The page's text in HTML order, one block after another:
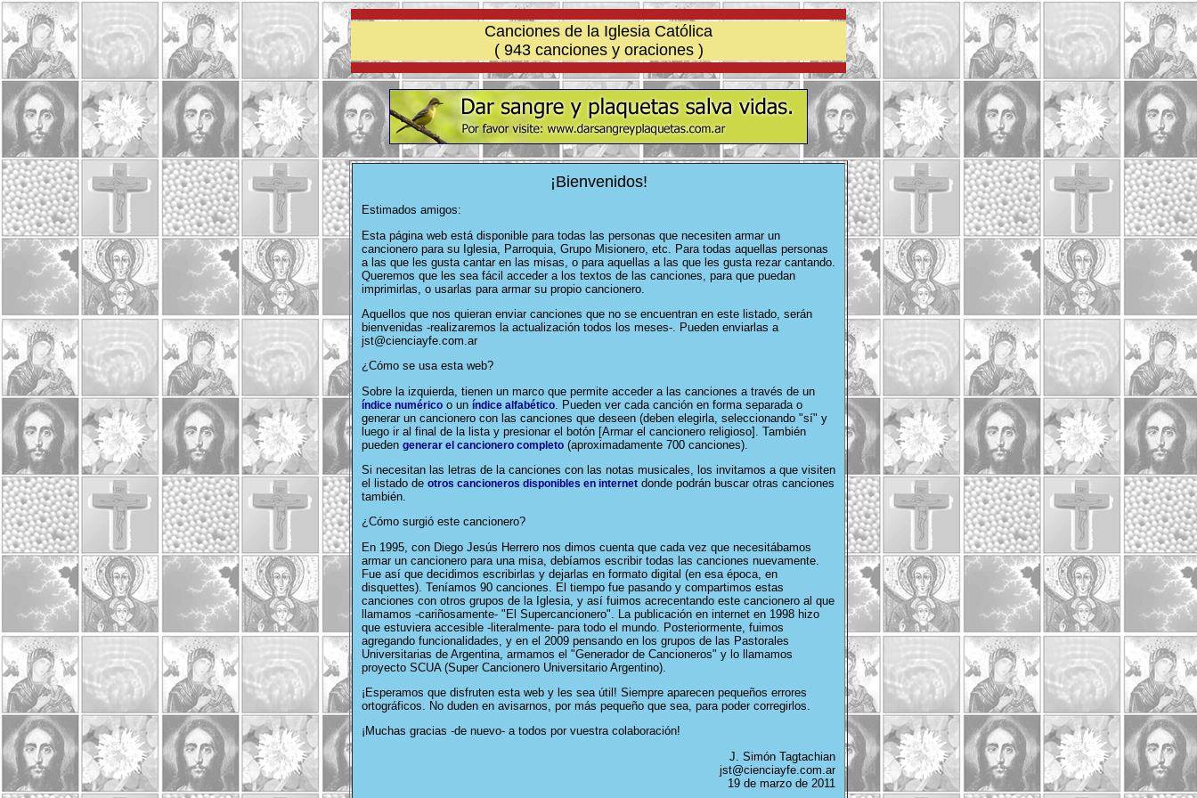
Canciones de la Iglesia Católica
( 943 canciones y oraciones )
¡Bienvenidos!
Estimados amigos:
Esta página web está disponible para todas las personas que necesiten armar un
cancionero para su Iglesia, Parroquia, Grupo Misionero, etc. Para todas aquellas personas
a las que les gusta cantar en las misas, o para aquellas a las que les gusta rezar cantando.
Queremos que les sea fácil acceder a los textos de las canciones, para que puedan
imprimirlas, o usarlas para armar su propio cancionero.
Aquellos que nos quieran enviar canciones que no se encuentran en este listado, serán
bienvenidas -realizaremos la actualización todos los meses-. Pueden enviarlas a
jst@cienciayfe.com.ar
¿Cómo se usa esta web?
Sobre la izquierda, tienen un marco que permite acceder a las canciones a través de un
índice numérico o un índice alfabético . Pueden ver cada canción en forma separada o
generar un cancionero con las canciones que deseen (deben elegirla, seleccionando "sí" y
luego ir al final de la lista y presionar el botón [Armar el cancionero religioso]. También
pueden generar el cancionero completo (aproximadamente 700 canciones).
Si necesitan las letras de la canciones con las notas musicales, los invitamos a que visiten
el listado de otros cancioneros disponibles en internet donde podrán buscar otras canciones
también.
¿Cómo surgió este cancionero?
En 1995, con Diego Jesús Herrero nos dimos cuenta que cada vez que necesitábamos
armar un cancionero para una misa, debíamos escribir todas las canciones nuevamente.
Fue así que decidimos escribirlas y dejarlas en formato digital (en esa época, en
disquettes). Teníamos 90 canciones. El tiempo fue pasando y compartimos estas
canciones con otros grupos de la Iglesia, y así fuimos acrecentando este cancionero al que
llamamos -cariñosamente- "El Supercancionero". La publicación en internet en 1998 hizo
que estuviera accesible -literalmente- para todo el mundo. Posteriormente, fuimos
agregando funcionalidades, y en el 2009 pensando en los grupos de las Pastorales
Universitarias de Argentina, armamos el "Generador de Cancioneros" y lo llamamos
proyecto SCUA (Super Cancionero Universitario Argentino).
¡Esperamos que disfruten esta web y les sea útil! Siempre aparecen pequeños errores
ortográficos. No duden en avisarnos, por más pequeño que sea, para poder corregirlos.
¡Muchas gracias -de nuevo- a todos por vuestra colaboración!
J. Simón Tagtachian
jst@cienciayfe.com.ar
19 de marzo de 2011